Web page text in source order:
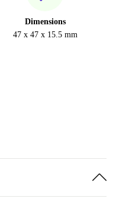
Dimensions
47 x 47 x 15.5 mm